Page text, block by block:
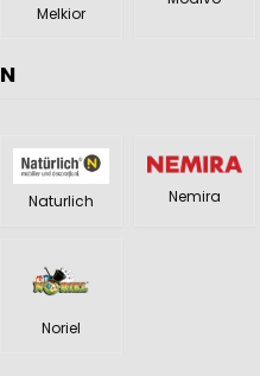
Melkior
N
Naturlich Nemira
Noriel